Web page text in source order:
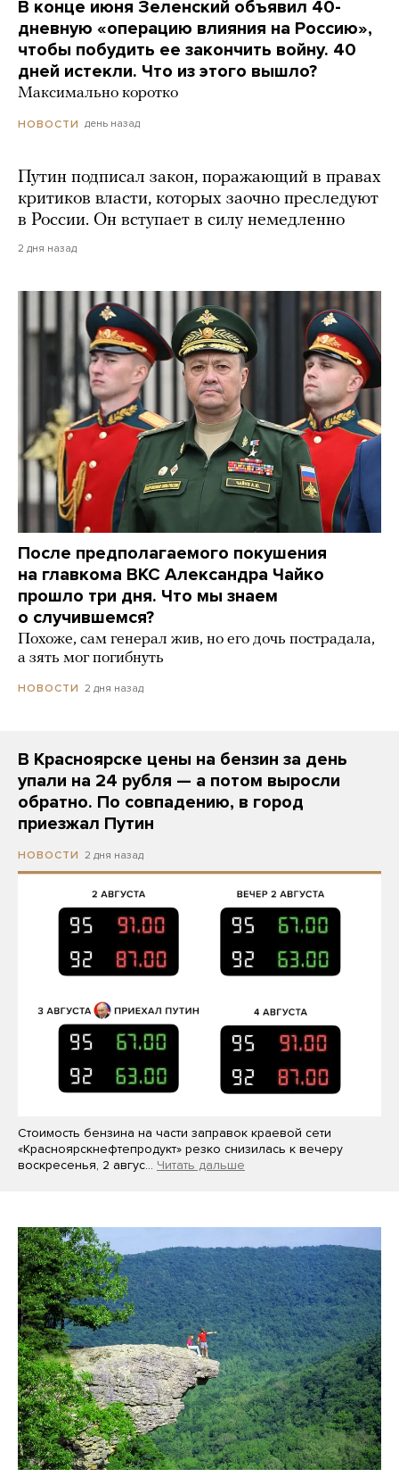
В конце июня Зеленский объявил 40-
дневную «операцию влияния на Россию»,
чтобы побудить ее закончить войну. 40
дней истекли. Что из этого вышло?
Максимально коротко
НОВОСТИ день назад
Путин подписал закон, поражающий в правах
критиков власти, которых заочно преследуют
в России. Он вступает в силу немедленно
2 дня назад
После предполагаемого покушения
на главкома ВКС Александра Чайко
прошло три дня. Что мы знаем
о случившемся?
Похоже, сам генерал жив, но его дочь пострадала,
а зять мог погибнуть
НОВОСТИ 2 дня назад
В Красноярске цены на бензин за день
упали на 24 рубля — а потом выросли
обратно. По совпадению, в город
приезжал Путин
НОВОСТИ 2 дня назад
Стоимость бензина на части заправок краевой сети
«Красноярскнефтепродукт» резко снизилась к вечеру
воскресенья, 2 авгус… Читать дальше